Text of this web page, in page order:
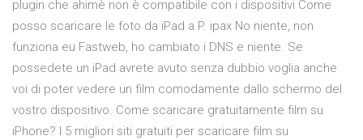
plugin che ahimè non è compatibile con i dispositivi Come
posso scaricare le foto da iPad a P. ipax No niente, non
funziona eu Fastweb, ho cambiato i DNS e niente. Se
possedete un iPad avrete avuto senza dubbio voglia anche
voi di poter vedere un film comodamente dallo schermo del
vostro dispositivo. Come scaricare gratuitamente film su
iPhone? I 5 migliori siti gratuiti per scaricare film su